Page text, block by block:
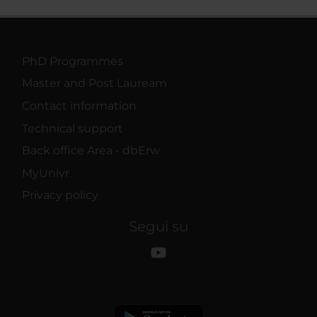
PhD Programmes
Master and Post Lauream
Contact information
Technical support
Back office Area - dbErw
MyUnivr
Privacy policy
Segui su